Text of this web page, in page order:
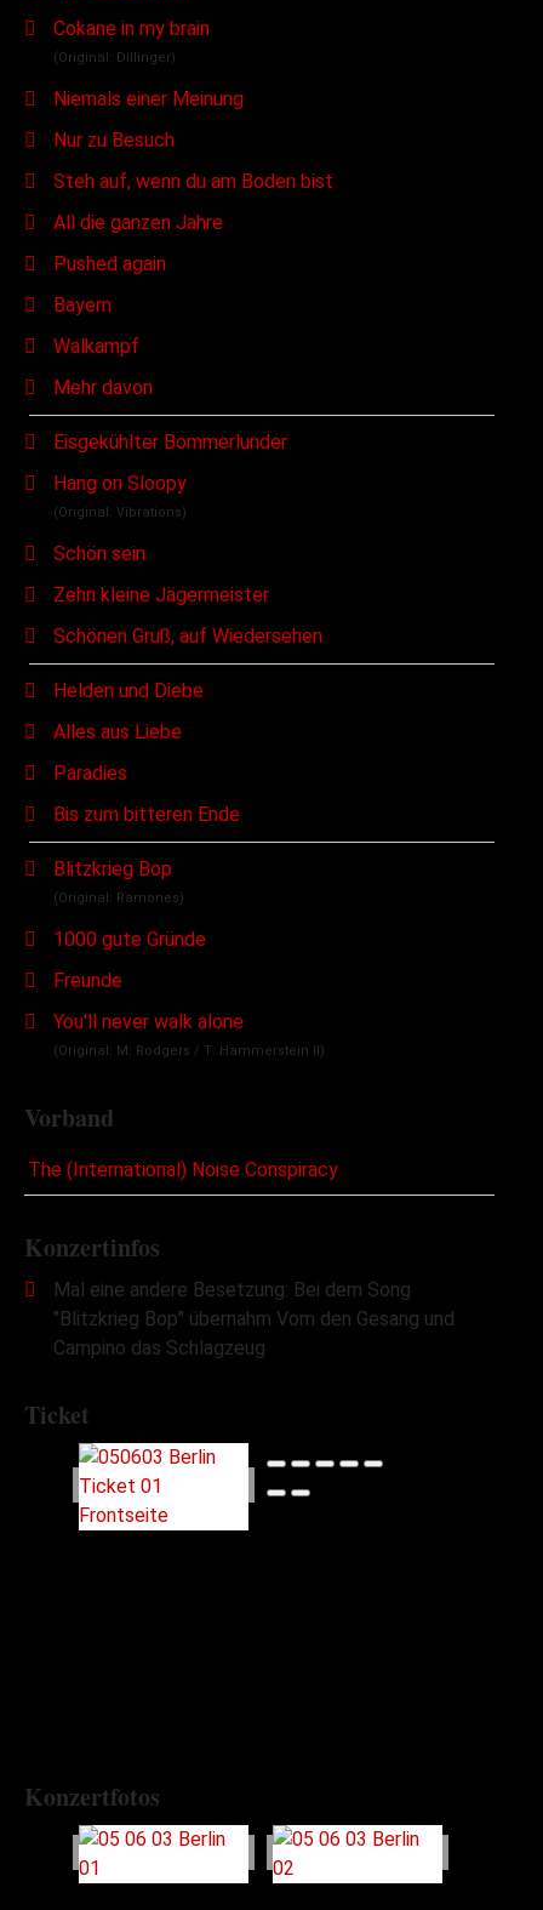
Cokane in my brain
(Original: Dillinger)
Niemals einer Meinung
Nur zu Besuch
Steh auf, wenn du am Boden bist
All die ganzen Jahre
Pushed again
Bayern
Walkampf
Mehr davon
Eisgekühlter Bommerlunder
Hang on Sloopy
(Original: Vibrations)
Schön sein
Zehn kleine Jägermeister
Schönen Gruß, auf Wiedersehen
Helden und Diebe
Alles aus Liebe
Paradies
Bis zum bitteren Ende
Blitzkrieg Bop
(Original: Ramones)
1000 gute Gründe
Freunde
You'll never walk alone
(Original: M: Rodgers / T: Hammerstein II)
Vorband
The (International) Noise Conspiracy
Konzertinfos
Mal eine andere Besetzung: Bei dem Song
"Blitzkrieg Bop" übernahm Vom den Gesang und
Campino das Schlagzeug
Ticket
Konzertfotos